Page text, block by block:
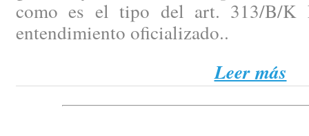
como es el tipo del art. 313/B/K
entendimiento oficializado..
Leer más